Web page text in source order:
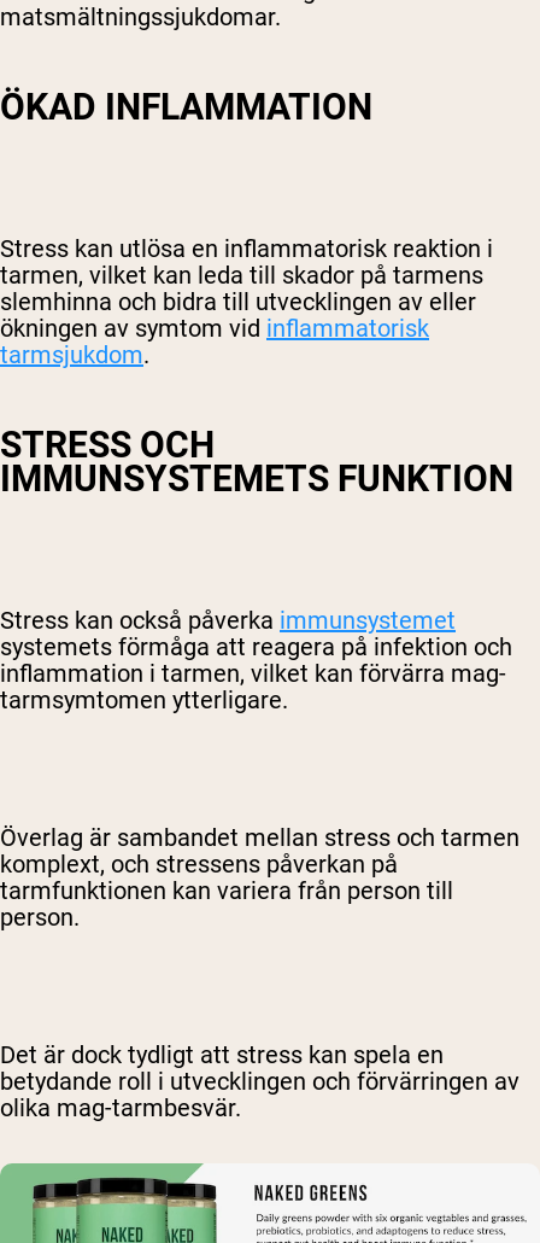
matsmältningssjukdomar.
ÖKAD INFLAMMATION
Stress kan utlösa en inflammatorisk reaktion i
tarmen, vilket kan leda till skador på tarmens
slemhinna och bidra till utvecklingen av eller
ökningen av symtom vid inflammatorisk
tarmsjukdom.
STRESS OCH
IMMUNSYSTEMETS FUNKTION
Stress kan också påverka immunsystemet
systemets förmåga att reagera på infektion och
inflammation i tarmen, vilket kan förvärra mag-
tarmsymtomen ytterligare.
Överlag är sambandet mellan stress och tarmen
komplext, och stressens påverkan på
tarmfunktionen kan variera från person till
person.
Det är dock tydligt att stress kan spela en
betydande roll i utvecklingen och förvärringen av
olika mag-tarmbesvär.